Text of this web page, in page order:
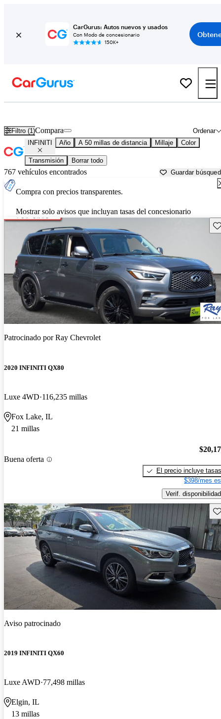
CarGurus: Autos nuevos y usados
Con Modo de concesionario
150K+
Filtro (1) Ordenar
Compara
INFINITI Año A 50 millas de distancia Millaje Color
Transmisión Borrar todo
767 vehículos encontrados Guardar
Compra con precios transparentes.
Mostrar solo avisos que incluyan tasas del concesionario
Patrocinado porRay Chevrolet
2020 INFINITI QX80
Luxe 4WD 116,235 millas
Fox Lake, IL
21 millas
Buena oferta
El precio incluye tasas
$398/mes
Verif. disponibilidad
Aviso patrocinado
2019 INFINITI QX60
Luxe AWD 77,498 millas
Elgin, IL
13 millas